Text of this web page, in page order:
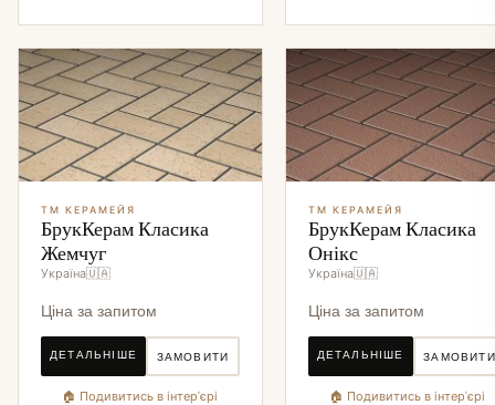
ТМ КЕРАМЕЙЯ
БрукКерам Класика
Жемчуг
Україна🇺🇦
Ціна за запитом
ДЕТАЛЬНІШЕ ЗАМОВИТИ
🏠 Подивитись в інтер'єрі
ТМ КЕРАМЕЙЯ
БрукКерам Класика
Онікс
Україна🇺🇦
Ціна за запитом
ДЕТАЛЬНІШЕ ЗАМОВИТИ
🏠 Подивитись в інтер'єрі